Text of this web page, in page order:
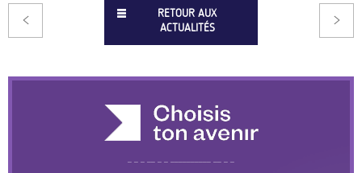
RETOUR AUX
ACTUALITÉS